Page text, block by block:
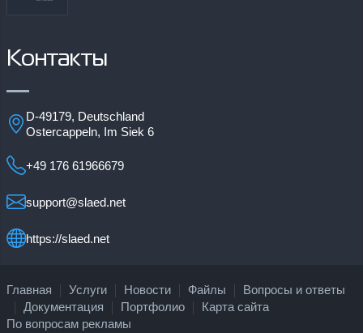
Контакты
D-49179, Deutschland
Ostercappeln, Im Siek 6
+49 176 61966679
support@slaed.net
https://slaed.net
Главная Услуги Новости Файлы
Вопросы и ответы
Документация
Портфолио
Карта сайта
По вопросам рекламы